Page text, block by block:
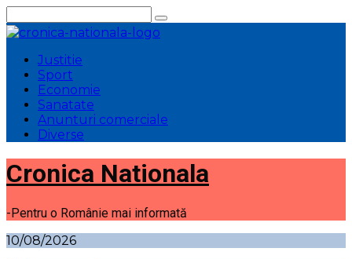
la
conținut
Justitie
Sport
Economie
Sanatate
Anunturi comerciale
Diverse
Cronica Nationala
-Pentru o Românie mai informată
10/08/2026